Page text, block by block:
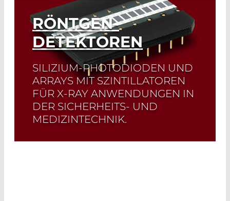
zugehörige Datenblatt mit wenigen
Klicks! zur Laserdiodenauswahl
Read More
RÖNTGEN-
DETEKTOREN
SILIZIUM-PHOTODIODEN UND
ARRAYS MIT SZINTILLATOREN
FÜR X-RAY ANWENDUNGEN IN
DER SICHERHEITS- UND
MEDIZINTECHNIK.